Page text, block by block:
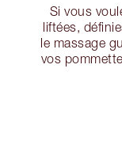
Si vous
liftées,
le massage
vos